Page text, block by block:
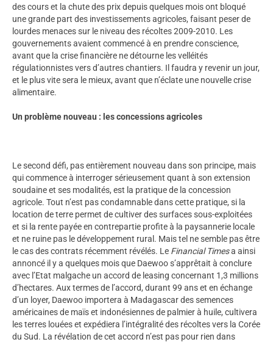
des cours et la chute des prix depuis quelques mois ont bloqué
une grande part des investissements agricoles, faisant peser de
lourdes menaces sur le niveau des récoltes 2009-2010. Les
gouvernements avaient commencé à en prendre conscience,
avant que la crise financière ne détourne les velléités
régulationnistes vers d’autres chantiers. Il faudra y revenir un jour,
et le plus vite sera le mieux, avant que n’éclate une nouvelle crise
alimentaire.
Un problème nouveau : les concessions agricoles
Le second défi, pas entièrement nouveau dans son principe, mais
qui commence à interroger sérieusement quant à son extension
soudaine et ses modalités, est la pratique de la concession
agricole. Tout n’est pas condamnable dans cette pratique, si la
location de terre permet de cultiver des surfaces sous-exploitées
et si la rente payée en contrepartie profite à la paysannerie locale
et ne ruine pas le développement rural. Mais tel ne semble pas être
le cas des contrats récemment révélés. Le Financial Timesa ainsi
annoncé il y a quelques mois que Daewoo s’apprêtait à conclure
avec l’Etat malgache un accord de leasing concernant 1,3 millions
d’hectares. Aux termes de l’accord, durant 99 ans et en échange
d’un loyer, Daewoo importera à Madagascar des semences
américaines de maïs et indonésiennes de palmier à huile, cultivera
les terres louées et expédiera l’intégralité des récoltes vers la Corée
du Sud. La révélation de cet accord n’est pas pour rien dans